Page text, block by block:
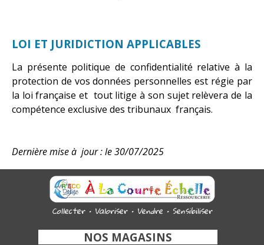
LOI ET JURIDICTION APPLICABLES
La présente politique de confidentialité relative à la
protection de vos données personnelles est régie par
la loi française et tout litige à son sujet relèvera de la
compétence exclusive des tribunaux français.
Dernière mise à jour : le 30/07/2025
Collecter • Valoriser • Vendre • Sensibiliser
NOS MAGASINS